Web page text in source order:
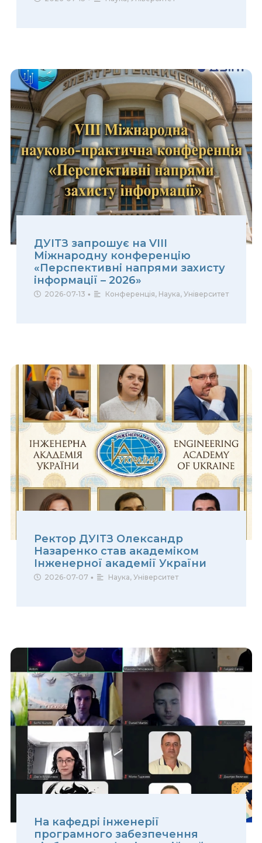
ДУІТЗ запрошує на VIII
Міжнародну конференцію
«Перспективні напрями захисту
інформації – 2026»
2026-07-13 • Конференція, Наука, Університет
Ректор ДУІТЗ Олександр
Назаренко став академіком
Інженерної академії України
2026-07-07 • Наука, Університет
На кафедрі інженерії
програмного забезпечення